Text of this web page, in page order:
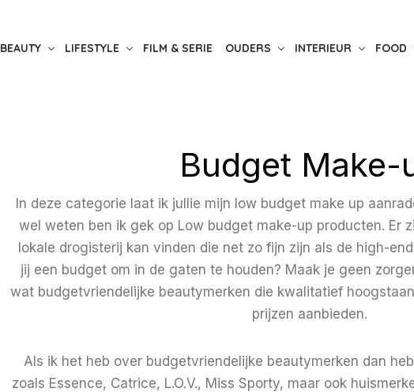
BEAUTY LIFESTYLE FILM & SERIE OUDERS INTERIEUR FOOD
Budget Make-
In deze categorie laat ik jullie mijn low budget make up
wel weten ben ik gek op Low budget make-up producten. Er
lokale drogisterij kan vinden die net zo fijn zijn als de high-
jij een budget om in de gaten te houden? Maak je geen
wat budgetvriendelijke beautymerken die kwalitatief
prijzen aanbieden.
Als ik het heb over budgetvriendelijke beautymerken dan
zoals Essence, Catrice, L.O.V., Miss Sporty, maar ook